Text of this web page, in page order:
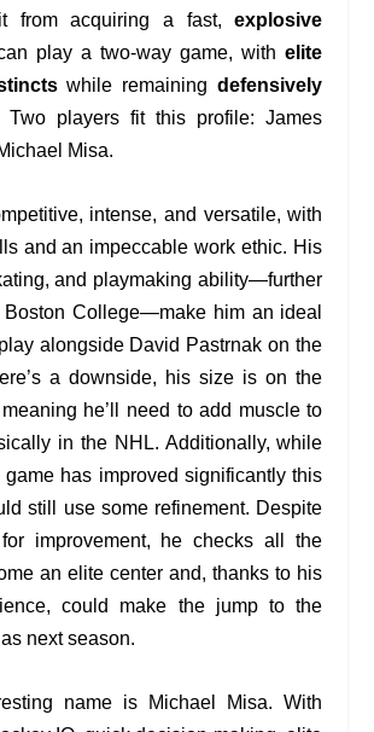
from acquiring a fast,explosive
play a two-way game, withelite
while remainingdefensively
Two players fit this profile: James
Misa.
intense, and versatile, with
and an impeccable work ethic. His
and playmaking ability—further
Boston College—make him an ideal
alongside David Pastrnak on the
a downside, his size is on the
he’ll need to add muscle to
in the NHL. Additionally, while
game has improved significantly this
still use some refinement. Despite
improvement, he checks all the
an elite center and, thanks to his
could make the jump to the
next season.
name is Michael Misa. With